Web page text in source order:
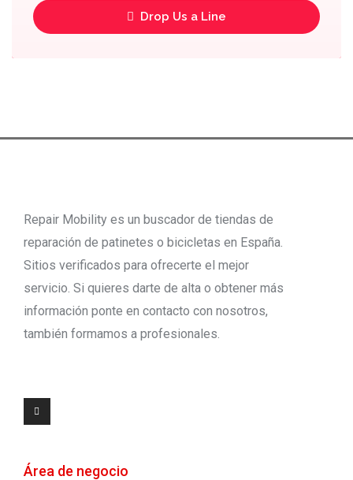
Drop Us a Line
Repair Mobility es un buscador de tiendas de
reparación de patinetes o bicicletas en España.
Sitios verificados para ofrecerte el mejor
servicio. Si quieres darte de alta o obtener más
información ponte en contacto con nosotros,
también formamos a profesionales.
Área de negocio